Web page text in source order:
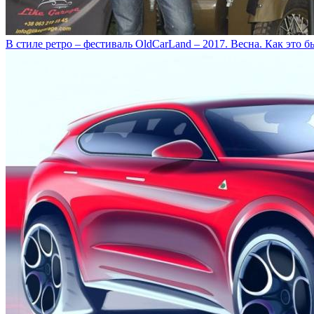
В стиле ретро – фестиваль OldCarLand – 2017. Весна. Как это